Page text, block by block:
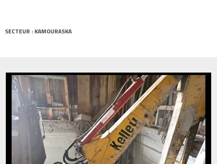
SECTEUR : KAMOURASKA